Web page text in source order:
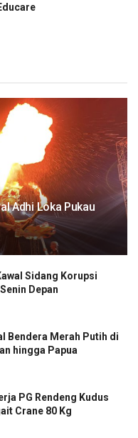
Adhi Loka Pukau
Sidang Korupsi
Depan
Bendera Merah Putih di
hingga Papua
PG Rendeng Kudus
Crane 80 Kg